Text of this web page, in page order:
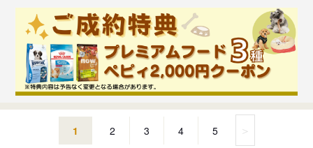
1 2 3 4 5 ＞